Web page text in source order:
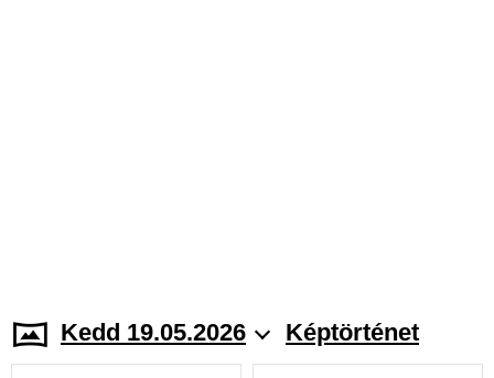
Kedd 19.05.2026 Képtörténet